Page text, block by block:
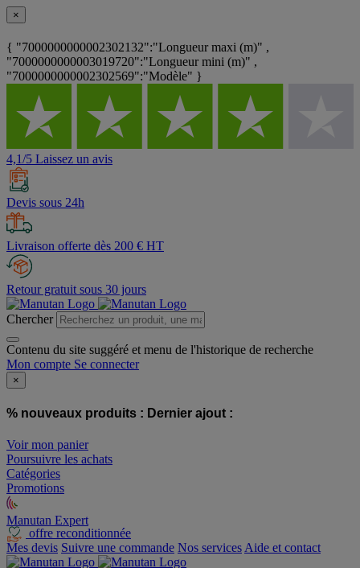
×
{ "7000000000002302132":"Longueur maxi (m)" ,
"7000000000003019720":"Longueur mini (m)" ,
"7000000000002302569":"Modèle" }
4,1/5 Laissez un avis
Devis sous 24h
Livraison offerte dès 200 € HT
Retour gratuit sous 30 jours
Chercher
Contenu du site suggéré et menu de l'historique de recherche
Mon compte Se connecter
×
% nouveaux produits : Dernier ajout :
Voir mon panier
Poursuivre les achats
Catégories
Promotions
Manutan Expert
offre reconditionnée
Mes devis Suivre une commande Nos services Aide et contact